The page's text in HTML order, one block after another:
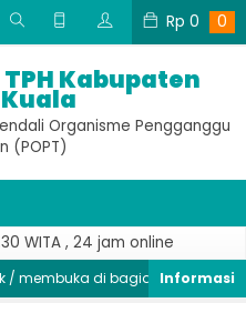
Rp 0 0
Kabupaten
Organisme Pengganggu
(POPT)
WITA , 24 jam online
di bagian batang, segera